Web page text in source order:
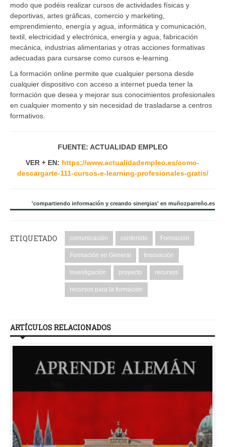
modo que podéis realizar cursos de actividades físicas y
deportivas, artes gráficas, comercio y marketing,
emprendimiento, energía y agua, informática y comunicación,
textil, electricidad y electrónica, energía y agua, fabricación
mecánica, industrias alimentarias y otras acciones formativas
adecuadas para cursarse como cursos e-learning.
La formación online permite que cualquier persona desde
cualquier dispositivo con acceso a internet pueda tener la
formación que desea y mejorar sus conocimientos profesionales
en cualquier momento y sin necesidad de trasladarse a centros
formativos.
FUENTE: ACTUALIDAD EMPLEO
VER + EN: https://www.actualidadempleo.es/como-
descargarte-111-cursos-e-learning-profesionales-gratis/
'compartiendo información y creando sinergias' en muñozparreño.es
ETIQUETADO comunicación contenido Formación
Formación en General Innovación
investigación proyecto recursos
recursos para la formación
ARTÍCULOS RELACIONADOS